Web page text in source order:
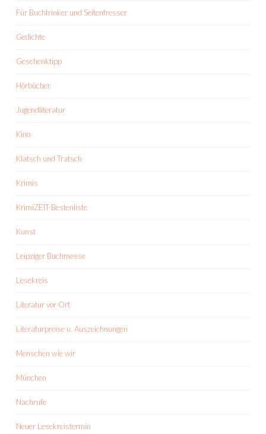
Für Buchtrinker und Seitenfresser
Gedichte
Geschenktipp
Hörbücher
Jugendliteratur
Kino
Klatsch und Tratsch
Krimis
KrimiZEIT-Bestenliste
Kunst
Leipziger Buchmesse
Lesekreis
Literatur vor Ort
Literaturpreise u. Auszeichnungen
Menschen wie wir
München
Nachrufe
Neuer Lesekreistermin